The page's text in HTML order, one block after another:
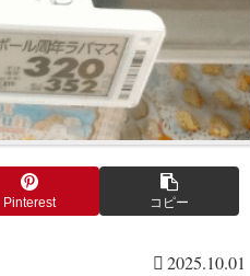
Pinterest コピー
2025.10.01